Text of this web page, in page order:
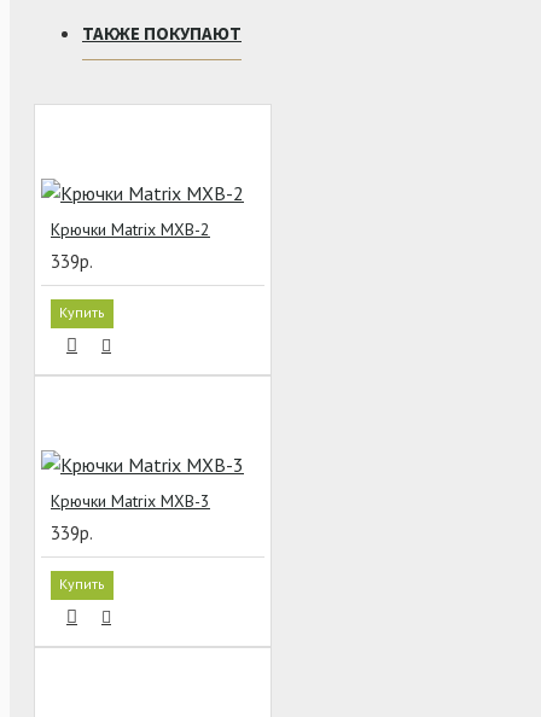
ТАКЖЕ ПОКУПАЮТ
Крючки Matrix MXB-2
339р.
Купить
Крючки Matrix MXB-3
339р.
Купить